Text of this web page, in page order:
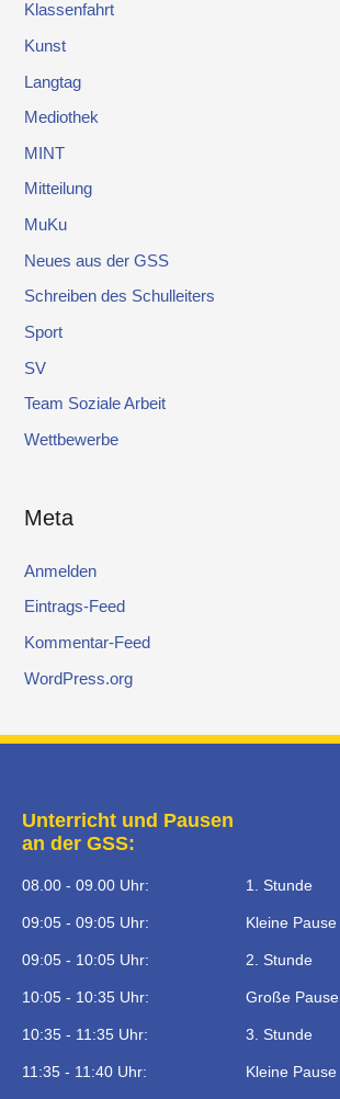
Klassenfahrt
Kunst
Langtag
Mediothek
MINT
Mitteilung
MuKu
Neues aus der GSS
Schreiben des Schulleiters
Sport
SV
Team Soziale Arbeit
Wettbewerbe
Meta
Anmelden
Eintrags-Feed
Kommentar-Feed
WordPress.org
Unterricht und Pausen
an der GSS:
08.00 - 09.00 Uhr: 1. Stunde
09:05 - 09:05 Uhr: Kleine Pause
09:05 - 10:05 Uhr: 2. Stunde
10:05 - 10:35 Uhr: Große Pause
10:35 - 11:35 Uhr: 3. Stunde
11:35 - 11:40 Uhr: Kleine Pause